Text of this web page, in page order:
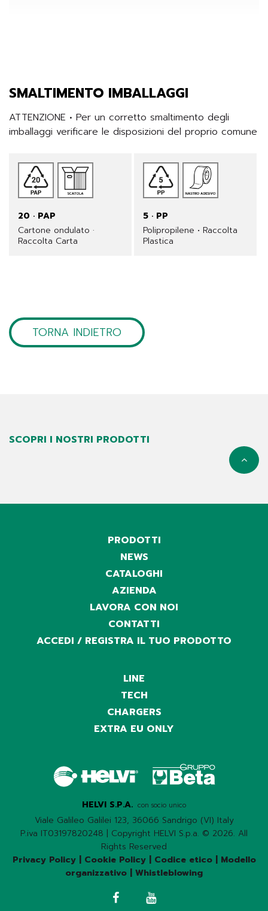
SMALTIMENTO IMBALLAGGI
ATTENZIONE • Per un corretto smaltimento degli
imballaggi verificare le disposizioni del proprio comune
20 · PAP
Cartone ondulato ·
Raccolta Carta
5 · PP
Polipropilene • Raccolta
Plastica
TORNA INDIETRO
SCOPRI I NOSTRI PRODOTTI
PRODOTTI
NEWS
CATALOGHI
AZIENDA
LAVORA CON NOI
CONTATTI
ACCEDI / REGISTRA IL TUO PRODOTTO
LINE
TECH
CHARGERS
EXTRA EU ONLY
HELVI S.P.A. con socio unico
Viale Galileo Galilei 123, 36066 Sandrigo (VI) Italy
P.iva IT03197820248 | Copyright HELVI S.p.a. © 2026. All
Rights Reserved
Privacy Policy| Cookie Policy| Codice etico| Modello
organizzativo | Whistleblowing